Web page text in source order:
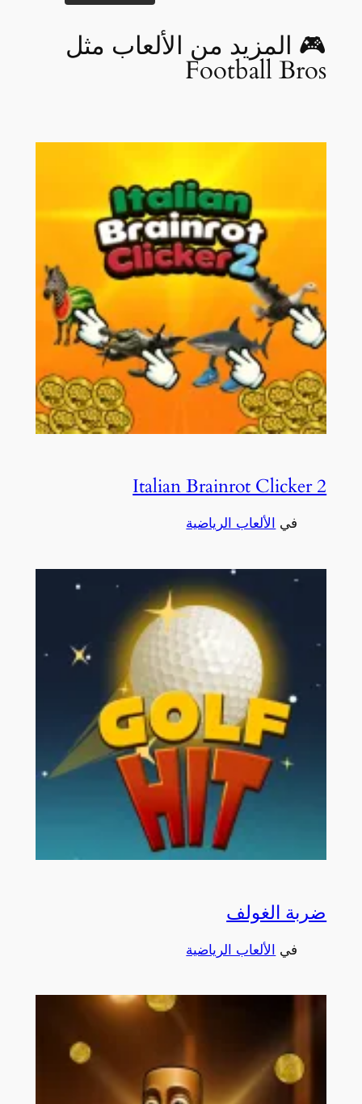
🎮 المزيد من الألعاب مثل
Football Bros
Italian Brainrot Clicker 2
في الألعاب الرياضية
ضربة الغولف
في الألعاب الرياضية